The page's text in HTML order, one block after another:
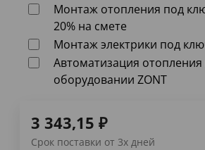
Монтаж отопления под
20% на смете
Монтаж электрики под
Автоматизация отопления
оборудовании ZONT
3 343,15 ₽
Срок поставки от 3х дней